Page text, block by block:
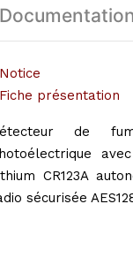
Documentation
Notice
Fiche présentation
de
CR123A
sécurisée